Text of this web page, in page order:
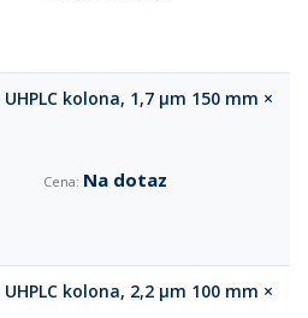
kolona, 1,7 µm 150 mm ×
Na dotaz
kolona, 2,2 µm 100 mm ×